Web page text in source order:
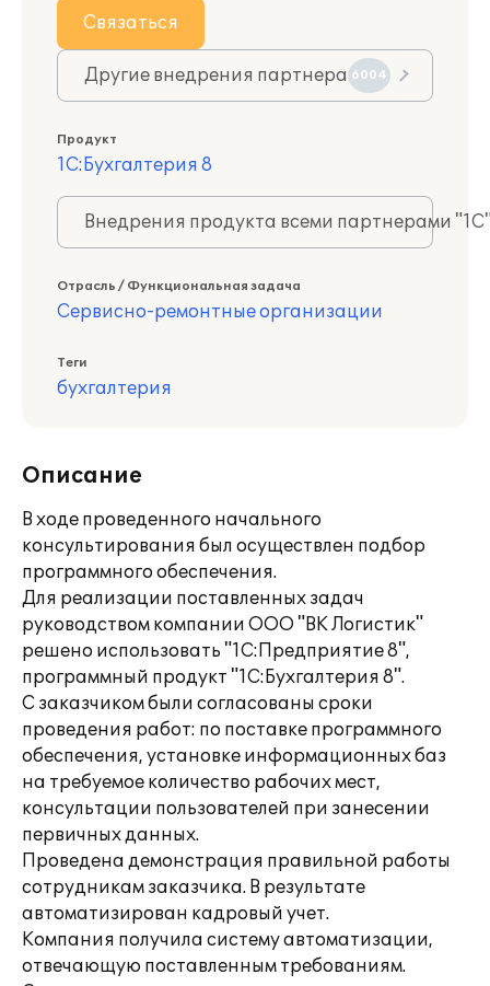
Связаться
Другие внедрения партнера 6004
Продукт
1С:Бухгалтерия 8
Внедрения продукта всеми партнерами
Отрасль / Функциональная задача
Сервисно-ремонтные организации
Теги
бухгалтерия
Описание
В ходе проведенного начального
консультирования был осуществлен подбор
программного обеспечения.
Для реализации поставленных задач
руководством компании ООО "ВК Логистик"
решено использовать "1С:Предприятие 8",
программный продукт "1С:Бухгалтерия 8".
С заказчиком были согласованы сроки
проведения работ: по поставке программного
обеспечения, установке информационных баз
на требуемое количество рабочих мест,
консультации пользователей при занесении
первичных данных.
Проведена демонстрация правильной работы
сотрудникам заказчика. В результате
автоматизирован кадровый учет.
Компания получила систему автоматизации,
отвечающую поставленным требованиям.